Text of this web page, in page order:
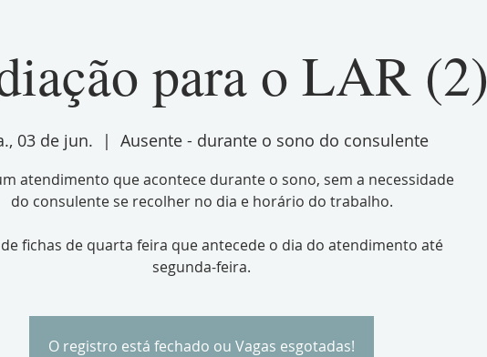
para o LAR (2)
03 de jun.
  |
Ausente - durante o sono do consulente
atendimento que acontece durante o sono, sem a necessidade
do consulente se recolher no dia e horário do trabalho.
fichas de quarta feira que antecede o dia do atendimento até
segunda-feira.
O registro está fechado ou Vagas esgotadas!